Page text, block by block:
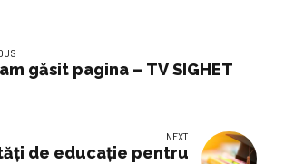
găsit pagina – TV SIGHET
NEXT
de educație pentru